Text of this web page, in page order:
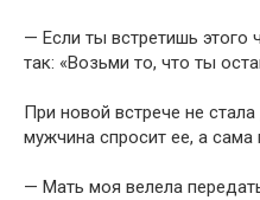
— Если ты встретишь этого
так: «Возьми то, что ты
При новой встрече не
мужчина спросит ее, а сама
— Мать моя велела